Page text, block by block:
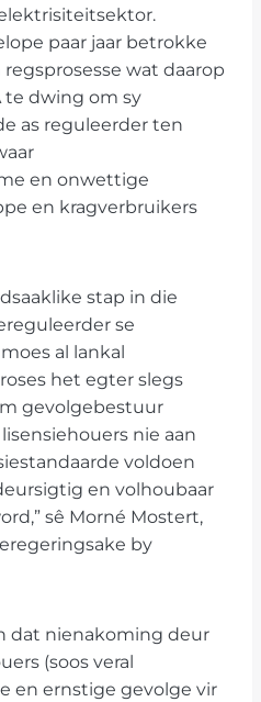
paar jaar betrokke
wat daarop
te dwing om sy
as reguleerder ten
en onwettige
en kragverbruikers
stap in die
se
al lankal
het egter slegs
gevolgebestuur
nie aan
voldoen
en volhoubaar
sê Morné Mostert,
by
dat nienakoming deur
(soos veral
en ernstige gevolge vir